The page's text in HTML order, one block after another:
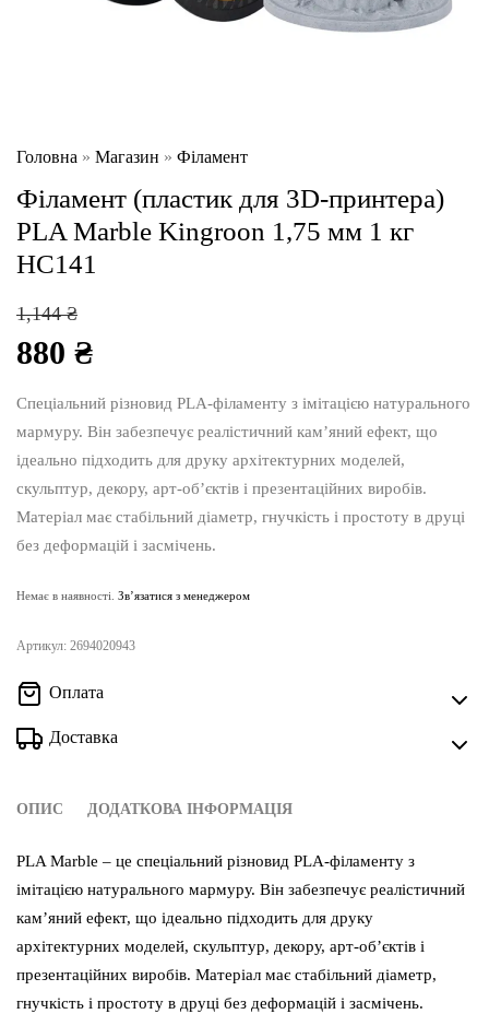
Головна » Магазин » Філамент
Філамент (пластик для 3D-принтера)
PLA Marble Kingroon 1,75 мм 1 кг
HC141
1,144₴
ціна:
1,144 ₴.
880 ₴
ціна:
880 ₴.
Спеціальний різновид PLA-філаменту з імітацією натурального
мармуру. Він забезпечує реалістичний кам’яний ефект, що
ідеально підходить для друку архітектурних моделей,
скульптур, декору, арт-об’єктів і презентаційних виробів.
Матеріал має стабільний діаметр, гнучкість і простоту в друці
без деформацій і засмічень.
Немає в наявності. Зв’язатися з менеджером
Артикул: 2694020943
Оплата
Доставка
ОПИС ДОДАТКОВА ІНФОРМАЦІЯ
PLA Marble – це спеціальний різновид PLA-філаменту з
імітацією натурального мармуру. Він забезпечує реалістичний
кам’яний ефект, що ідеально підходить для друку
архітектурних моделей, скульптур, декору, арт-об’єктів і
презентаційних виробів. Матеріал має стабільний діаметр,
гнучкість і простоту в друці без деформацій і засмічень.